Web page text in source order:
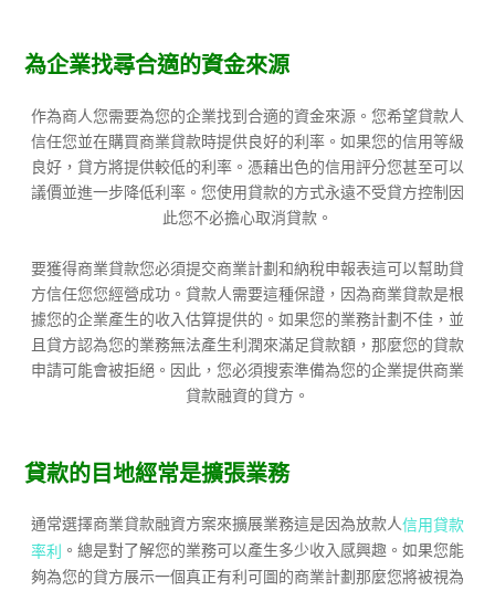
為企業找尋合適的資金來源
作為商人您需要為您的企業找到合適的資金來源。您希望貸款人
信任您並在購買商業貸款時提供良好的利率。如果您的信用等級
良好，貸方將提供較低的利率。憑藉出色的信用評分您甚至可以
議價並進一步降低利率。您使用貸款的方式永遠不受貸方控制因
此您不必擔心取消貸款。
要獲得商業貸款您必須提交商業計劃和納稅申報表這可以幫助貸
方信任您您經營成功。貸款人需要這種保證，因為商業貸款是根
據您的企業產生的收入估算提供的。如果您的業務計劃不佳，並
且貸方認為您的業務無法產生利潤來滿足貸款額，那麼您的貸款
申請可能會被拒絕。因此，您必須搜索準備為您的企業提供商業
貸款融資的貸方。
貸款的目地經常是擴張業務
通常選擇商業貸款融資方案來擴展業務這是因為放款人信用貸款
率利 。總是對了解您的業務可以產生多少收入感興趣。如果您能
夠為您的貸方展示一個真正有利可圖的商業計劃那麼您將被視為